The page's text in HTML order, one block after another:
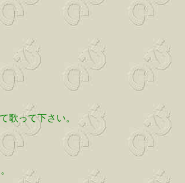
歌って下さい。